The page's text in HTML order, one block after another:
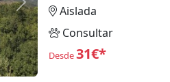
SiguienteAislada
Consultar
Desde31€*